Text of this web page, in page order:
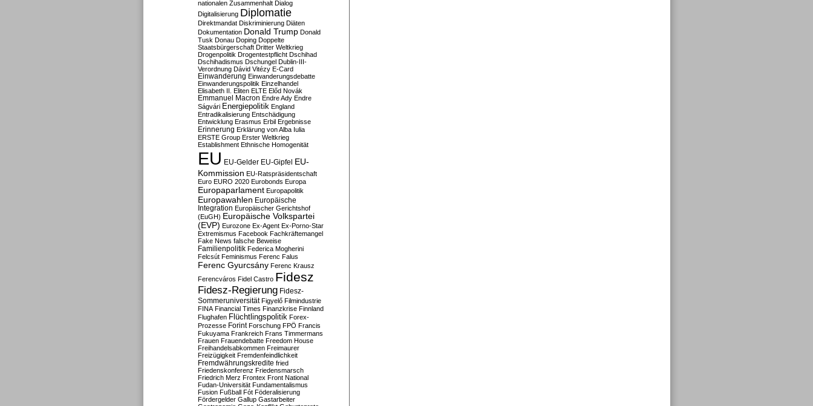
nationalen Zusammenhalt Dialog
Digitalisierung Diplomatie
Direktmandat Diskriminierung Diäten
Dokumentation Donald Trump Donald
Tusk Donau Doping Doppelte
Staatsbürgerschaft Dritter Weltkrieg
Drogenpolitik Drogentestpflicht Dschihad
Dschihadismus Dschungel Dublin-III-
Verordnung Dávid Vitézy E-Card
Einwanderung Einwanderungsdebatte
Einwanderungspolitik Einzelhandel
Elisabeth II. Eliten ELTE Előd Novák
Emmanuel Macron Endre Ady Endre
Ságvári Energiepolitik England
Entradikalisierung Entschädigung
Entwicklung Erasmus Erbil Ergebnisse
Erinnerung Erklärung von Alba Iulia
ERSTE Group Erster Weltkrieg
Establishment Ethnische Homogenität
EU EU-Gelder EU-Gipfel EU-
Kommission EU-Ratspräsidentschaft
Euro EURO 2020 Eurobonds Europa
Europaparlament Europapolitik
Europawahlen Europäische
Integration Europäischer Gerichtshof
(EuGH) Europäische Volkspartei
(EVP) Eurozone Ex-Agent Ex-Porno-Star
Extremismus Facebook Fachkräftemangel
Fake News falsche Beweise
Familienpolitik Federica Mogherini
Felcsút Feminismus Ferenc Falus
Ferenc Gyurcsány Ferenc Krausz
Ferencváros Fidel Castro Fidesz
Fidesz-Regierung Fidesz-
Sommeruniversität Figyelő Filmindustrie
FINA Financial Times Finanzkrise Finnland
Flughafen Flüchtlingspolitik Forex-
Prozesse Forint Forschung FPÖ Francis
Fukuyama Frankreich Frans Timmermans
Frauen Frauendebatte Freedom House
Freihandelsabkommen Freimaurer
Freizügigkeit Fremdenfeindlichkeit
Fremdwährungskredite fried
Friedenskonferenz Friedensmarsch
Friedrich Merz Frontex Front National
Fudan-Universität Fundamentalismus
Fusion Fußball Fót Föderalisierung
Fördergelder Gallup Gastarbeiter